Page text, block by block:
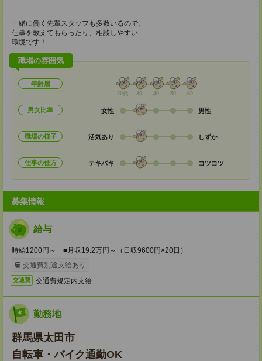
一緒に働く先輩スタッフも多数いるので、
仕事を教えてもらったり、相談しやすい
環境です！
職場の雰囲気
年齢層
20代 30 40 50 60
男女比率 女性 男性
職場の様子 活気あり しずか
仕事の仕方 テキパキ コツコツ
募集情報
給与
時給1200円～ ■月収19.2万円～（日収9600円×20日）
交通費別途支給あり
交通費 交通費規定内支給
勤務地
群馬県太田市
自転車・バイク通勤OK